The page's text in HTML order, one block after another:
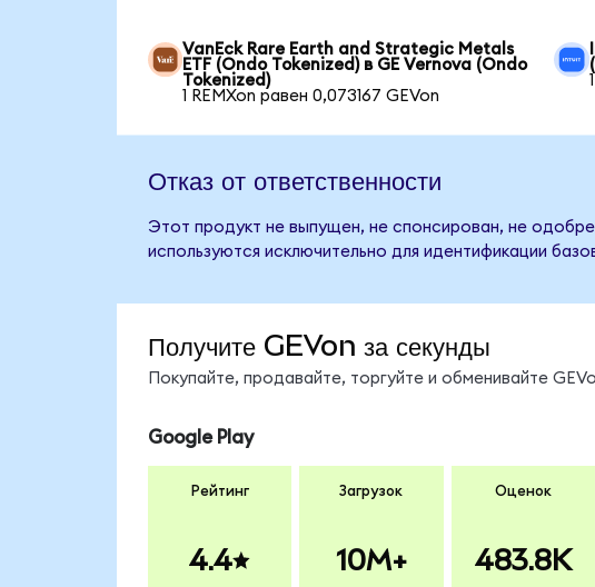
VanEck Rare Earth and Strategic Metals
ETF (Ondo Tokenized) в GE Vernova (Ondo
Tokenized)
1 REMXon равен 0,073167 GEVon
Отказ от ответственности
Этот продукт не выпущен, не спонсирован, не
используются исключительно для идентификации
Получите GEVon за секунды
Покупайте, продавайте, торгуйте и обменивайте
Google Play
Рейтинг
4.4
Загрузок
10M+
Оценок
483.8K